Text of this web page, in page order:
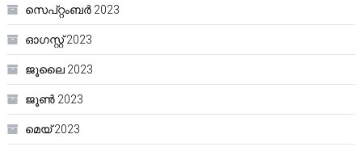
സെപ്റ്റംബർ 2023
ഓഗസ്റ്റ്‌ 2023
ജൂലൈ 2023
ജൂൺ 2023
മെയ്‌ 2023